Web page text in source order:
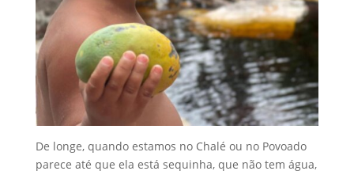
De longe, quando estamos no Chalé ou no Povoado
parece até que ela está sequinha, que não tem água,